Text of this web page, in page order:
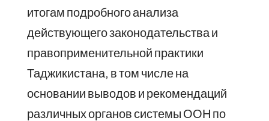
итогам подробного анализа
действующего законодательства и
правоприменительной практики
Таджикистана, в том числе на
основании выводов и рекомендаций
различных органов системы ООН по